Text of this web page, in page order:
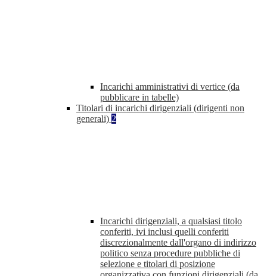
Incarichi amministrativi di vertice (da
pubblicare in tabelle)
Titolari di incarichi dirigenziali (dirigenti non
generali) 2
Incarichi dirigenziali, a qualsiasi titolo
conferiti, ivi inclusi quelli conferiti
discrezionalmente dall'organo di indirizzo
politico senza procedure pubbliche di
selezione e titolari di posizione